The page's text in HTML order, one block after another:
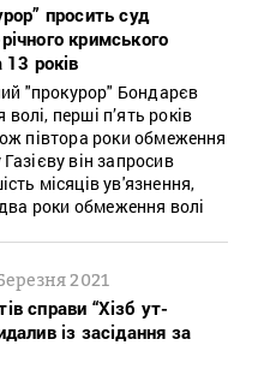
просить суд
кримського
13 років
"прокурор" Бондарєв
перші п’ять років
півтора роки обмеження
він запросив
місяців ув'язнення,
роки обмеження волі
2021
справи “Хізб ут-
із засідання за